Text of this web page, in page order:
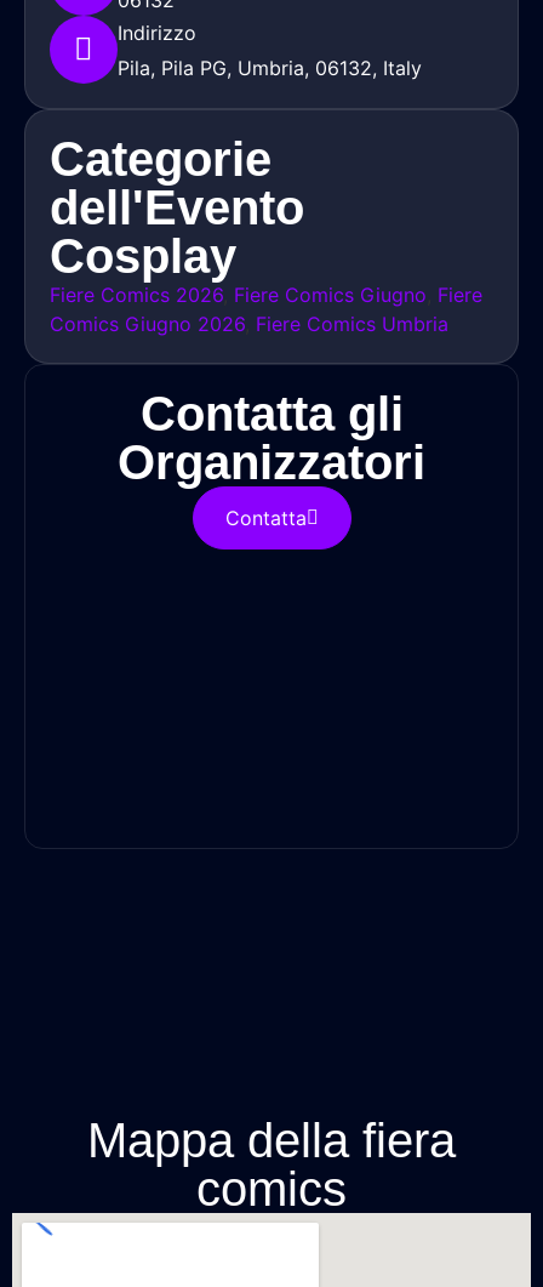
Indirizzo
Pila, Pila PG, Umbria, 06132, Italy
Categorie
dell'Evento
Cosplay
Fiere Comics 2026 Fiere Comics Giugno Fiere
Comics Giugno 2026 Fiere Comics Umbria
Contatta gli
Organizzatori
Contatta
Mappa della fiera
comics